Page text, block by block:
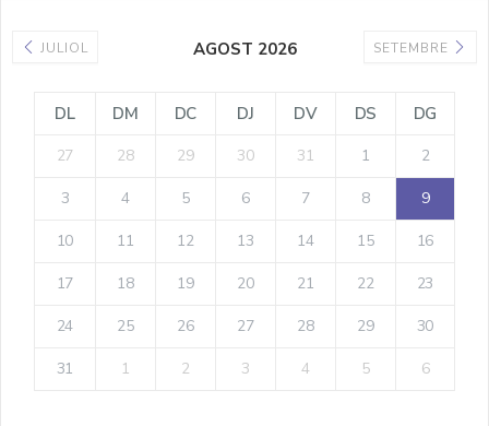
JULIOL AGOST 2026 SETEMBRE
DL DM DC DJ DV DS DG
27 28 29 30 31 1 2
3 4 5 6 7 8 9
10 11 12 13 14 15 16
17 18 19 20 21 22 23
24 25 26 27 28 29 30
31 1 2 3 4 5 6